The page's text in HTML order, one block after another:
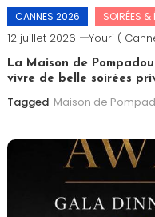
CANNES 2026
SOIRÉES &
12 juillet 2026 Youri (
La Maison de
vivre de belle soirées
Tagged Maison de